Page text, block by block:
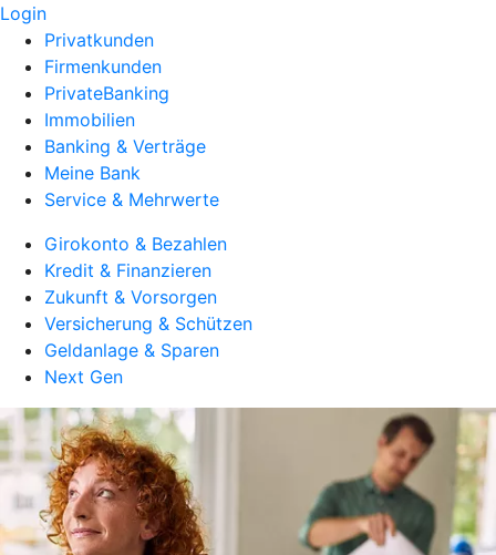
Login
Privatkunden
Firmenkunden
PrivateBanking
Immobilien
Banking & Verträge
Meine Bank
Service & Mehrwerte
Girokonto & Bezahlen
Kredit & Finanzieren
Zukunft & Vorsorgen
Versicherung & Schützen
Geldanlage & Sparen
Next Gen